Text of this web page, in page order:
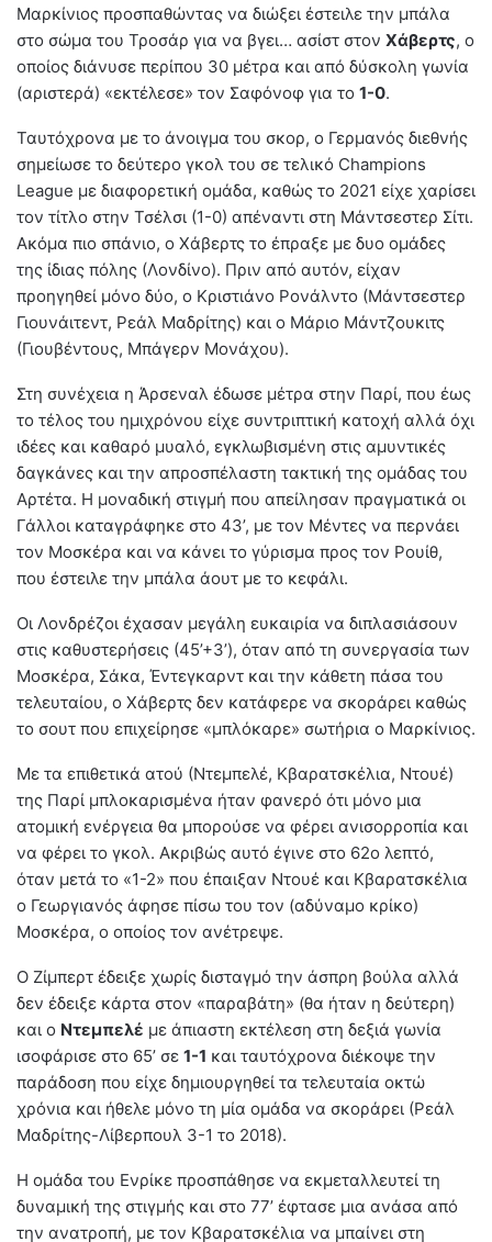
Μαρκίνιος προσπαθώντας να διώξει έστειλε την μπάλα
στο σώμα του Τροσάρ για να βγει… ασίστ στον Χάβερτς, ο
οποίος διάνυσε περίπου 30 μέτρα και από δύσκολη γωνία
(αριστερά) «εκτέλεσε» τον Σαφόνοφ για το 1-0.
Ταυτόχρονα με το άνοιγμα του σκορ, ο Γερμανός διεθνής
σημείωσε το δεύτερο γκολ του σε τελικό Champions
League με διαφορετική ομάδα, καθώς το 2021 είχε χαρίσει
τον τίτλο στην Τσέλσι (1-0) απέναντι στη Μάντσεστερ Σίτι.
Ακόμα πιο σπάνιο, ο Χάβερτς το έπραξε με δυο ομάδες
της ίδιας πόλης (Λονδίνο). Πριν από αυτόν, είχαν
προηγηθεί μόνο δύο, ο Κριστιάνο Ρονάλντο (Μάντσεστερ
Γιουνάιτεντ, Ρεάλ Μαδρίτης) και ο Μάριο Μάντζουκιτς
(Γιουβέντους, Μπάγερν Μονάχου).
Στη συνέχεια η Άρσεναλ έδωσε μέτρα στην Παρί, που έως
το τέλος του ημιχρόνου είχε συντριπτική κατοχή αλλά όχι
ιδέες και καθαρό μυαλό, εγκλωβισμένη στις αμυντικές
δαγκάνες και την απροσπέλαστη τακτική της ομάδας του
Αρτέτα. Η μοναδική στιγμή που απείλησαν πραγματικά οι
Γάλλοι καταγράφηκε στο 43’, με τον Μέντες να περνάει
τον Μοσκέρα και να κάνει το γύρισμα προς τον Ρουίθ,
που έστειλε την μπάλα άουτ με το κεφάλι.
Οι Λονδρέζοι έχασαν μεγάλη ευκαιρία να διπλασιάσουν
στις καθυστερήσεις (45’+3’), όταν από τη συνεργασία των
Μοσκέρα, Σάκα, Έντεγκαρντ και την κάθετη πάσα του
τελευταίου, ο Χάβερτς δεν κατάφερε να σκοράρει καθώς
το σουτ που επιχείρησε «μπλόκαρε» σωτήρια ο Μαρκίνιος.
Με τα επιθετικά ατού (Ντεμπελέ, Κβαρατσκέλια, Ντουέ)
της Παρί μπλοκαρισμένα ήταν φανερό ότι μόνο μια
ατομική ενέργεια θα μπορούσε να φέρει ανισορροπία και
να φέρει το γκολ. Ακριβώς αυτό έγινε στο 62ο λεπτό,
όταν μετά το «1-2» που έπαιξαν Ντουέ και Κβαρατσκέλια
ο Γεωργιανός άφησε πίσω του τον (αδύναμο κρίκο)
Μοσκέρα, ο οποίος τον ανέτρεψε.
Ο Ζίμπερτ έδειξε χωρίς δισταγμό την άσπρη βούλα αλλά
δεν έδειξε κάρτα στον «παραβάτη» (θα ήταν η δεύτερη)
και ο Ντεμπελέ με άπιαστη εκτέλεση στη δεξιά γωνία
ισοφάρισε στο 65’ σε 1-1 και ταυτόχρονα διέκοψε την
παράδοση που είχε δημιουργηθεί τα τελευταία οκτώ
χρόνια και ήθελε μόνο τη μία ομάδα να σκοράρει (Ρεάλ
Μαδρίτης-Λίβερπουλ 3-1 το 2018).
Η ομάδα του Ενρίκε προσπάθησε να εκμεταλλευτεί τη
δυναμική της στιγμής και στο 77’ έφτασε μια ανάσα από
την ανατροπή, με τον Κβαρατσκέλια να μπαίνει στη